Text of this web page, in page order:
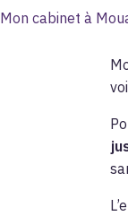
Mon cabinet à